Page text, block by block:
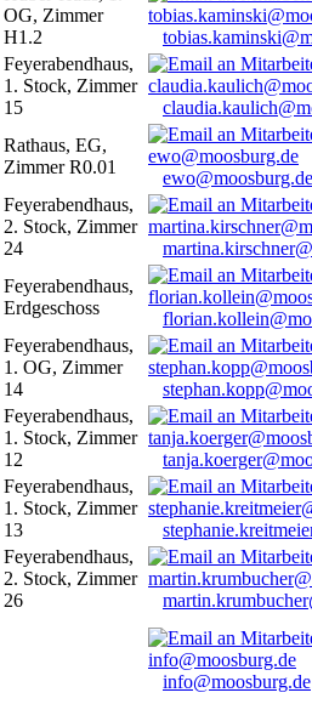
OG, Zimmer
H1.2
Feyerabendhaus,
1. Stock, Zimmer
15
Rathaus, EG,
Zimmer R0.01
ewo@moosburg.de
Feyerabendhaus,
2. Stock, Zimmer
24
Feyerabendhaus,
Erdgeschoss
Feyerabendhaus,
1. OG, Zimmer
14
Feyerabendhaus,
1. Stock, Zimmer
12
Feyerabendhaus,
1. Stock, Zimmer
13
Feyerabendhaus,
2. Stock, Zimmer
26
info@moosburg.de